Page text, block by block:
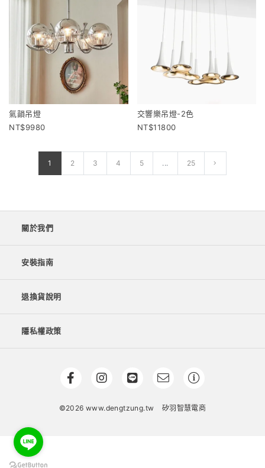
氣韻吊燈
9980
交響樂吊燈-2色
11800
1 2 3 4 5 ... 25
關於我們
安裝指南
退換貨說明
隱私權政策
©2026 www.dengtzung.tw 矽羽智慧電商